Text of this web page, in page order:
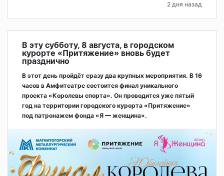
2 дня назад
В эту субботу, 8 августа, в городском
курорте «Притяжение» вновь будет
празднично
В этот день пройдёт сразу два крупных мероприятия. В 16
часов в Амфитеатре состоится финал уникального
проекта «Королевы спорта». Он проводится уже пятый
год на территории городского курорта «Притяжение»
под патронажем фонда «Я — женщина».